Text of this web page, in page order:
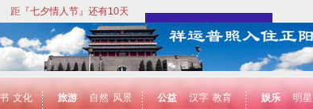
距『七夕情人节』还有10天
文化
旅游 自然 风景
公益 汉字 教育
娱乐 明星